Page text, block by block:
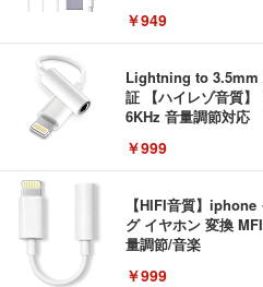
￥949
Lightning to 3.5mm
証 【ハイレゾ音質
6KHz 音量調節対応
￥999
【HIFI音質】
グ イヤホン 変換
量調節/音楽
￥999